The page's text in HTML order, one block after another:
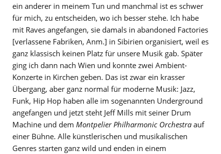
ein anderer in meinem Tun und manchmal ist es schwer
für mich, zu entscheiden, wo ich besser stehe. Ich habe
mit Raves angefangen, sie damals in abandoned Factories
[verlassene Fabriken, Anm.] in Sibirien organisiert, weil es
ganz klassisch keinen Platz für unsere Musik gab. Später
ging ich dann nach Wien und konnte zwei Ambient-
Konzerte in Kirchen geben. Das ist zwar ein krasser
Übergang, aber ganz normal für moderne Musik: Jazz,
Funk, Hip Hop haben alle im sogenannten Underground
angefangen und jetzt steht Jeff Mills mit seiner Drum
Machine und dem Montpelier Philharmonic Orchestra auf
einer Bühne. Alle künstlerischen und musikalischen
Genres starten ganz wild und enden in einem